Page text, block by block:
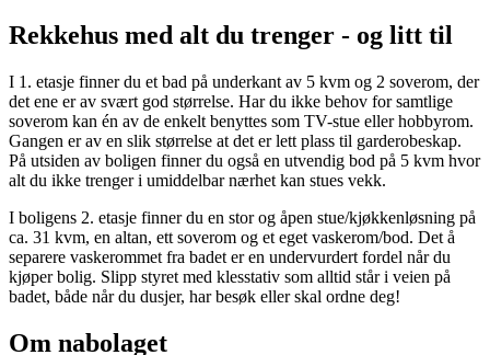
Rekkehus med alt du trenger - og litt til
I 1. etasje finner du et bad på underkant av 5 kvm og 2 soverom, der
det ene er av svært god størrelse. Har du ikke behov for samtlige
soverom kan én av de enkelt benyttes som TV-stue eller hobbyrom.
Gangen er av en slik størrelse at det er lett plass til garderobeskap.
På utsiden av boligen finner du også en utvendig bod på 5 kvm hvor
alt du ikke trenger i umiddelbar nærhet kan stues vekk.
I boligens 2. etasje finner du en stor og åpen stue/kjøkkenløsning på
ca. 31 kvm, en altan, ett soverom og et eget vaskerom/bod. Det å
separere vaskerommet fra badet er en undervurdert fordel når du
kjøper bolig. Slipp styret med klesstativ som alltid står i veien på
badet, både når du dusjer, har besøk eller skal ordne deg!
Om nabolaget